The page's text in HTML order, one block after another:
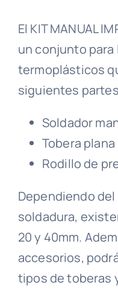
El KIT MANUAL
un conjunto para
termoplásticos
siguientes
Soldador
Tobera plana
Rodillo de
Dependiendo
soldadura,
20 y 40mm.
accesorios,
tipos de toberas